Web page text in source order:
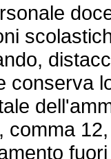
conserva
comma